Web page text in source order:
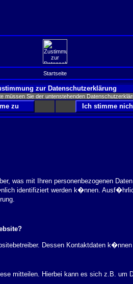
Startseite
zur Datenschutzerklärung
müssen Sie der untenstehenden
was mit Ihren personenbezogenen
identifiziert werden k�nnen.
Dessen Kontaktdaten
mitteilen. Hierbei kann es sich z.B. um